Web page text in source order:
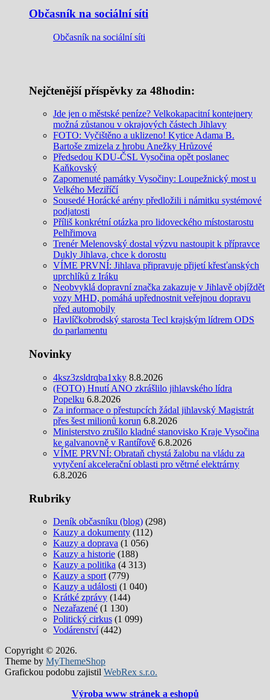
Občasník na sociální síti
Občasník na sociální síti
Nejčtenější příspěvky za 48hodin:
Jde jen o městské peníze? Velkokapacitní kontejnery
možná zůstanou v okrajových částech Jihlavy
FOTO: Vyčištěno a uklizeno! Kytice Adama B.
Bartoše zmizela z hrobu Anežky Hrůzové
Předsedou KDU-ČSL Vysočina opět poslanec
Kaňkovský
Zapomenuté památky Vysočiny: Loupežnický most u
Velkého Meziříčí
Sousedé Horácké arény předložili i námitku systémové
podjatosti
Příliš konkrétní otázka pro lidoveckého místostarostu
Pelhřimova
Trenér Melenovský dostal výzvu nastoupit k přípravce
Dukly Jihlava, chce k dorostu
VÍME PRVNÍ: Jihlava připravuje přijetí křesťanských
uprchlíků z Iráku
Neobvyklá dopravní značka zakazuje v Jihlavě objíždět
vozy MHD, pomáhá upřednostnit veřejnou dopravu
před automobily
Havlíčkobrodský starosta Tecl krajským lídrem ODS
do parlamentu
Novinky
4ksz3zsldrqba1xky 8.8.2026
(FOTO) Hnutí ANO zkrášlilo jihlavského lídra
Popelku 6.8.2026
Za informace o přestupcích žádal jihlavský Magistrát
přes šest milionů korun 6.8.2026
Ministerstvo zrušilo kladné stanovisko Kraje Vysočina
ke galvanovně v Rantířově 6.8.2026
VÍME PRVNÍ: Obrataň chystá žalobu na vládu za
vytyčení akcelerační oblasti pro větrné elektrárny
6.8.2026
Rubriky
Deník občasníku (blog) (298)
Kauzy a dokumenty (112)
Kauzy a doprava (1 056)
Kauzy a historie (188)
Kauzy a politika (4 313)
Kauzy a sport (779)
Kauzy a události (1 040)
Krátké zprávy (144)
Nezařazené (1 130)
Politický cirkus (1 099)
Vodárenství(442)
Copyright © 2026.
Theme by MyThemeShop
Grafickou podobu zajistil WebRex s.r.o.
Výroba www stránek a eshopů